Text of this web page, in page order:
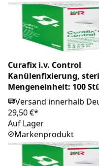
Curafix i.v. Control
Kanülenfixierung,
Mengeneinheit: 100
Versand innerhalb
29,50 €*
Auf Lager
Markenprodukt